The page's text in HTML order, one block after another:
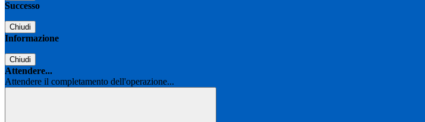
Successo
Chiudi
Informazione
Chiudi
Attendere...
Attendere il completamento dell'operazione...